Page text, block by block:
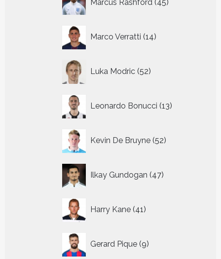
Marcus Rashford 45
producten
Marco Verratti 14
producten
Luka Modric 52
producten
Leonardo Bonucci 13
producten
Kevin De Bruyne 52
producten
Ilkay Gundogan 47
producten
Harry Kane 41
producten
Gerard Pique 9
producten